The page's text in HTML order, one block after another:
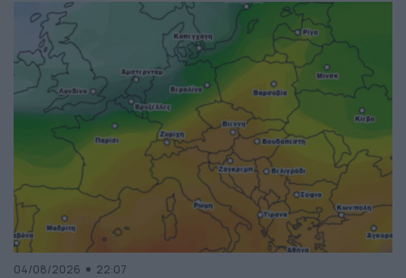
04/08/2026 22:07